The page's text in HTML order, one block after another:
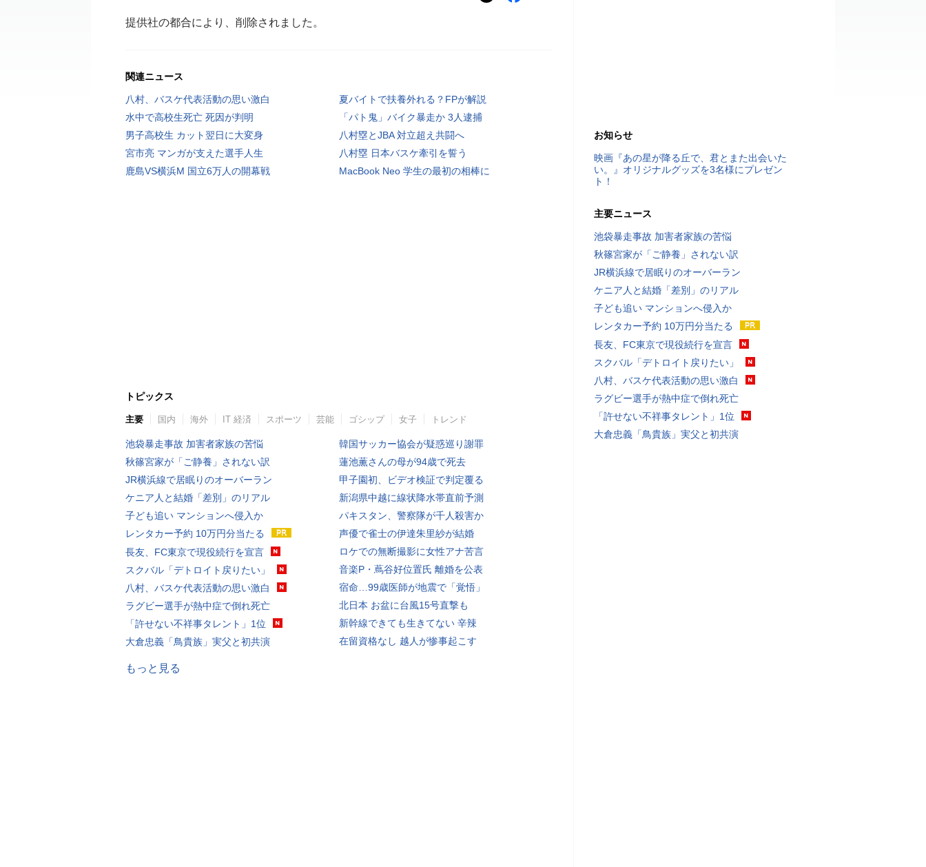
提供社の都合により、削除されました。
関連ニュース
八村、バスケ代表活動の思い激白
夏バイトで扶養外れる？FPが解説
水中で高校生死亡 死因が判明
「パト鬼」バイク暴走か 3人逮捕
男子高校生 カット翌日に大変身
八村塁とJBA 対立超え共闘へ
宮市亮 マンガが支えた選手人生
八村塁 日本バスケ牽引を誓う
鹿島VS横浜M 国立6万人の開幕戦
MacBook Neo 学生の最初の相棒に
トピックス
主要 国内 海外 IT 経済 スポーツ 芸能 ゴシップ 女子 トレンド
池袋暴走事故 加害者家族の苦悩
秋篠宮家が「ご静養」されない訳
JR横浜線で居眠りのオーバーラン
ケニア人と結婚「差別」のリアル
子ども追い マンションへ侵入か
レンタカー予約 10万円分当たる
長友、FC東京で現役続行を宣言
スクバル「デトロイト戻りたい」
八村、バスケ代表活動の思い激白
ラグビー選手が熱中症で倒れ死亡
「許せない不祥事タレント」1位
大倉忠義「鳥貴族」実父と初共演
韓国サッカー協会が疑惑巡り謝罪
蓮池薫さんの母が94歳で死去
甲子園初、ビデオ検証で判定覆る
新潟県中越に線状降水帯直前予測
パキスタン、警察隊が千人殺害か
声優で雀士の伊達朱里紗が結婚
ロケでの無断撮影に女性アナ苦言
音楽P・蔦谷好位置氏 離婚を公表
宿命…99歳医師が地震で「覚悟」
北日本 お盆に台風15号直撃も
新幹線できても生きてない 辛辣
在留資格なし 越人が惨事起こす
もっと見る
お知らせ
映画『あの星が降る丘で、君とまた出会いた
い。』オリジナルグッズを3名様にプレゼン
ト！
主要ニュース
池袋暴走事故 加害者家族の苦悩
秋篠宮家が「ご静養」されない訳
JR横浜線で居眠りのオーバーラン
ケニア人と結婚「差別」のリアル
子ども追い マンションへ侵入か
レンタカー予約 10万円分当たる
長友、FC東京で現役続行を宣言
スクバル「デトロイト戻りたい」
八村、バスケ代表活動の思い激白
ラグビー選手が熱中症で倒れ死亡
「許せない不祥事タレント」1位
大倉忠義「鳥貴族」実父と初共演